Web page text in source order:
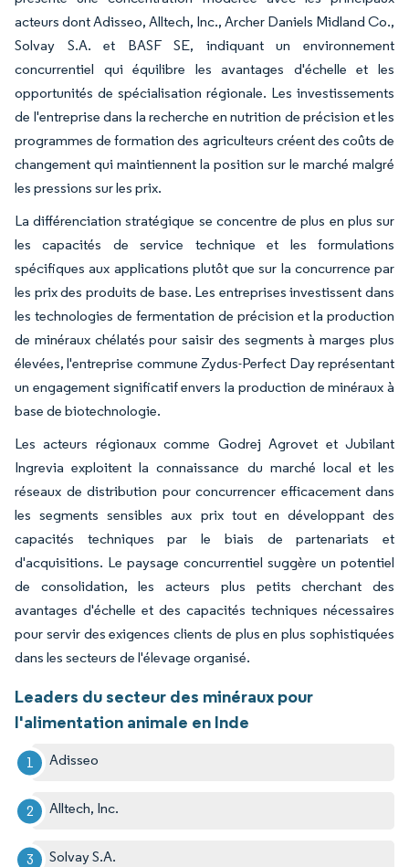
acteurs dont Adisseo, Alltech, Inc., Archer Daniels Midland Co.,
Solvay S.A. et BASF SE, indiquant un environnement
concurrentiel qui équilibre les avantages d'échelle et les
opportunités de spécialisation régionale. Les investissements
de l'entreprise dans la recherche en nutrition de précision et les
programmes de formation des agriculteurs créent des coûts de
changement qui maintiennent la position sur le marché malgré
les pressions sur les prix.
La différenciation stratégique se concentre de plus en plus sur
les capacités de service technique et les formulations
spécifiques aux applications plutôt que sur la concurrence par
les prix des produits de base. Les entreprises investissent dans
les technologies de fermentation de précision et la production
de minéraux chélatés pour saisir des segments à marges plus
élevées, l'entreprise commune Zydus-Perfect Day représentant
un engagement significatif envers la production de minéraux à
base de biotechnologie.
Les acteurs régionaux comme Godrej Agrovet et Jubilant
Ingrevia exploitent la connaissance du marché local et les
réseaux de distribution pour concurrencer efficacement dans
les segments sensibles aux prix tout en développant des
capacités techniques par le biais de partenariats et
d'acquisitions. Le paysage concurrentiel suggère un potentiel
de consolidation, les acteurs plus petits cherchant des
avantages d'échelle et des capacités techniques nécessaires
pour servir des exigences clients de plus en plus sophistiquées
dans les secteurs de l'élevage organisé.
Leaders du secteur des minéraux pour
l'alimentation animale en Inde
Adisseo
Alltech, Inc.
Solvay S.A.